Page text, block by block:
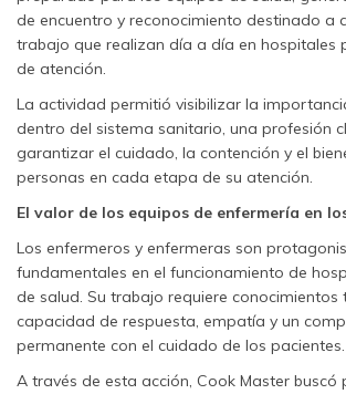
de encuentro y reconocimiento destinado a
trabajo que realizan día a día en hospitales
de atención.
La actividad permitió visibilizar la
dentro del sistema sanitario, una profesión
garantizar el cuidado, la contención y el
personas en cada etapa de su atención.
El valor de los equipos de enfermería en
Los enfermeros y enfermeras son
fundamentales en el funcionamiento de
de salud. Su trabajo requiere conocimientos
capacidad de respuesta, empatía y un
permanente con el cuidado de los pacientes.
A través de esta acción, Cook Master buscó